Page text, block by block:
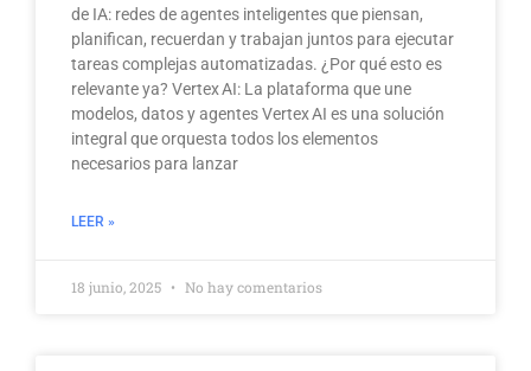
de IA: redes de agentes inteligentes que piensan,
planifican, recuerdan y trabajan juntos para ejecutar
tareas complejas automatizadas. ¿Por qué esto es
relevante ya? Vertex AI: La plataforma que une
modelos, datos y agentes Vertex AI es una solución
integral que orquesta todos los elementos
necesarios para lanzar
LEER »
18 junio, 2025 No hay comentarios